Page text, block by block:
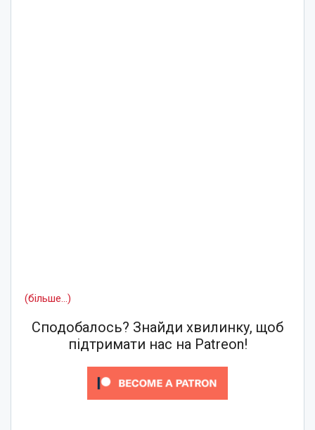
(більше…)
Сподобалось? Знайди хвилинку, щоб
підтримати нас на Patreon!